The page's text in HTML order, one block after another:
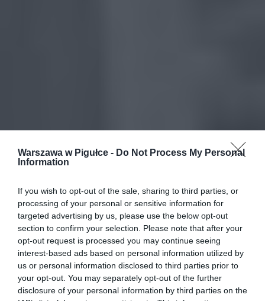
Warszawa w Pigułce - Do Not Process My Personal
Information
If you wish to opt-out of the sale, sharing to third parties, or
processing of your personal or sensitive information for
targeted advertising by us, please use the below opt-out
section to confirm your selection. Please note that after your
opt-out request is processed you may continue seeing
interest-based ads based on personal information utilized by
us or personal information disclosed to third parties prior to
your opt-out. You may separately opt-out of the further
disclosure of your personal information by third parties on the